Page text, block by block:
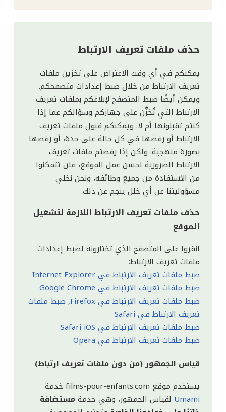
حذف ملفات تعريف الارتباط
يمكنكم في أي وقت الاعتراض على تخزين ملفات
تعريف الارتباط من خلال ضبط إعدادات متصفحكم.
ويمكن أيضًا ضبط المتصفح لإبلاغكم بملفات تعريف
الارتباط التي تُخزَّن على جهازكم وسؤالكم عما إذا
كنتم تقبلونها أم لا. ويمكنكم قبول ملفات تعريف
الارتباط أو رفضها في كل حالة على حدة، أو رفضها
بصورة منهجية. ولكن إذا رفضتم ملفات تعريف
الارتباط الضرورية لحسن عمل الموقع، فلن تتمكنوا
من الاستفادة من جميع وظائفه، ونحن نخلي
مسؤوليتنا عن أي خلل ينجم عن ذلك.
حذف ملفات تعريف الارتباط اللازمة لتشغيل
الموقع
انقروا على المتصفح الذي تختارونه لضبط إعدادات
ملفات تعريف الارتباط:
ضبط ملفات تعريف الارتباط في Internet Explorer
ضبط ملفات تعريف الارتباط في Google Chrome
ضبط ملفات تعريف الارتباط في Firefox
, ضبط ملفات
تعريف الارتباط في Safari
ضبط ملفات تعريف الارتباط في Safari iOS
ضبط ملفات تعريف الارتباط في Opera
قياس الجمهور (من دون ملفات تعريف ارتباط)
يستخدم موقع films-pour-enfants.com خدمة
Umami لقياس الجمهور، وهي خدمةمستضافة